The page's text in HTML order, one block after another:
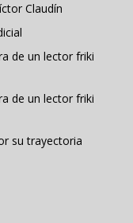
Claudín
de un lector friki
de un lector friki
su trayectoria